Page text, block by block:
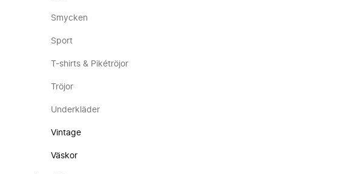
Smycken
Sport
T-shirts & Pikétröjor
Tröjor
Underkläder
Vintage
Väskor